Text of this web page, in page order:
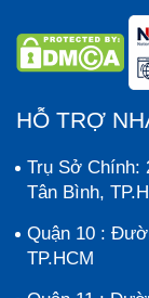
HỖ TRỢ
Trụ Sở Chính:
Tân Bình,
Quận 10 :
TP.HCM